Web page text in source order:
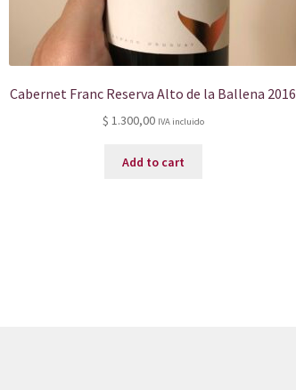
Cabernet Franc Reserva Alto de la Ballena 2016
$ 1.300,00 IVA incluido
Add to cart